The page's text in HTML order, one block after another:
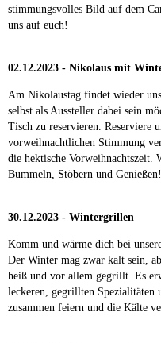
stimmungsvolles Bild auf dem
uns auf euch!
02.12.2023 - Nikolaus mit
Am Nikolaustag findet wieder
selbst als Aussteller dabei sein
Tisch zu reservieren. Reserviere
vorweihnachtlichen Stimmung
die hektische Vorweihnachtszeit.
Bummeln, Stöbern und Genießen!
30.12.2023 - Wintergrillen
Komm und wärme dich bei
Der Winter mag zwar kalt sein,
heiß und vor allem gegrillt. Es
leckeren, gegrillten Spezialitäten
zusammen feiern und die Kälte